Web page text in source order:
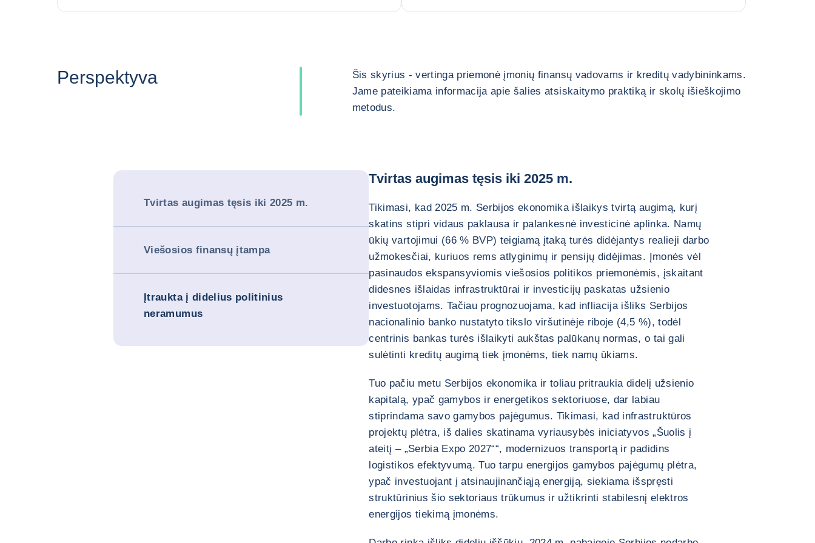
Perspektyva
Šis skyrius - vertinga priemonė įmonių finansų vadovams ir kreditų vadybininkams.
Jame pateikiama informacija apie šalies atsiskaitymo praktiką ir skolų išieškojimo
metodus.
Tvirtas augimas tęsis iki 2025 m.
Viešosios finansų įtampa
Įtraukta į didelius politinius
neramumus
Tvirtas augimas tęsis iki 2025 m.
Tikimasi, kad 2025 m. Serbijos ekonomika išlaikys tvirtą augimą, kurį
skatins stipri vidaus paklausa ir palankesnė investicinė aplinka. Namų
ūkių vartojimui (66 % BVP) teigiamą įtaką turės didėjantys realieji darbo
užmokesčiai, kuriuos rems atlyginimų ir pensijų didėjimas. Įmonės vėl
pasinaudos ekspansyviomis viešosios politikos priemonėmis, įskaitant
didesnes išlaidas infrastruktūrai ir investicijų paskatas užsienio
investuotojams. Tačiau prognozuojama, kad infliacija išliks Serbijos
nacionalinio banko nustatyto tikslo viršutinėje riboje (4,5 %), todėl
centrinis bankas turės išlaikyti aukštas palūkanų normas, o tai gali
sulėtinti kreditų augimą tiek įmonėms, tiek namų ūkiams.
Tuo pačiu metu Serbijos ekonomika ir toliau pritraukia didelį užsienio
kapitalą, ypač gamybos ir energetikos sektoriuose, dar labiau
stiprindama savo gamybos pajėgumus. Tikimasi, kad infrastruktūros
projektų plėtra, iš dalies skatinama vyriausybės iniciatyvos „Šuolis į
ateitį – „Serbia Expo 2027““, modernizuos transportą ir padidins
logistikos efektyvumą. Tuo tarpu energijos gamybos pajėgumų plėtra,
ypač investuojant į atsinaujinančiąją energiją, siekiama išspręsti
struktūrinius šio sektoriaus trūkumus ir užtikrinti stabilesnį elektros
energijos tiekimą įmonėms.